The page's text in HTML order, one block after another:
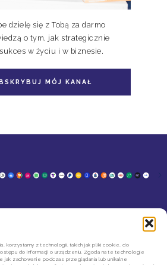
korzystamy z technologii, takich jak pliki cookie, do
do informacji o urządzeniu. Zgoda na te technologie
jak zachowanie podczas przeglądania lub unikalne
dzielę się z Tobą za darmo
o tym, jak strategicznie
w życiu i w biznesie.
MÓJ KANAŁ
SKLEPU
PRYWATNOŚCI
NEWSLETTERA